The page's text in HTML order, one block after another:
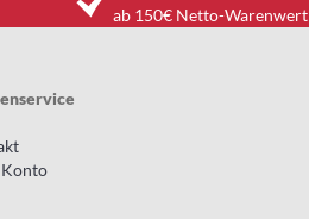
ab 150€ Netto-Warenwert